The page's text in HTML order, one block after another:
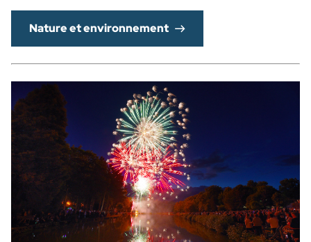
Nature et environnement